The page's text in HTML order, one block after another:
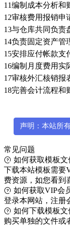
11编制成本分析和
12审核费用报销申
13与仓库共同负责
14负责固定资产管
15安排应付帐款支
16编制月度费用实
17审核外汇核销报
18完善会计流程和
声明：本站所
常见问题
如何获取模板文
下载本站模板需要
费资源，如您看到
如何获取VIP会
登录本网站，注册
如何下载模板文
购买单独的文件或